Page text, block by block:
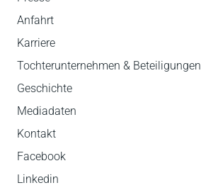
Anfahrt
Karriere
Tochterunternehmen & Beteiligungen
Geschichte
Mediadaten
Kontakt
Facebook
Linkedin